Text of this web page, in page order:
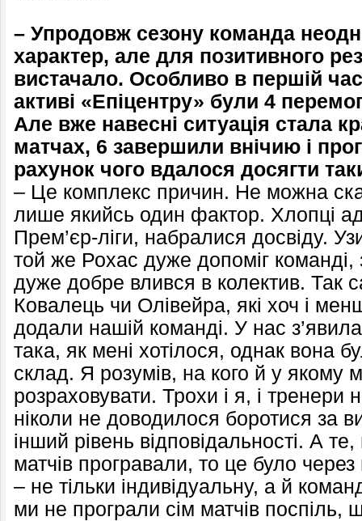
– Упродовж сезону команда
характер, але для позитивного
вистачало. Особливо в першій
активі «Епіцентру» були 4
Але вже навесні ситуація стала
матчах, 6 завершили внічию і
рахунок чого вдалося досягти
– Це комплекс причин. Не можна
лише якийсь один фактор. Хлопці
Прем’єр-ліги, набралися досвіду.
той же Рохас дуже допоміг команді,
дуже добре влився в колектив. Так
Ковалець чи Олівейра, які хоч і
додали нашій команді. У нас
така, як мені хотілося, однак вона
склад. Я розумів, на кого й у якому
розраховувати. Трохи і я, і
ніколи не доводилося боротися за
інший рівень відповідальності. А
матчів програвали, то це було
– не тільки індивідуальну, а й
ми не програли сім матчів